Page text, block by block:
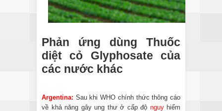
Phản ứng dùng Thuốc
diệt cỏ Glyphosate của
các nước khác
Argentina: Sau khi WHO chính thức thông cáo
về khả năng gây ung thư ở cấp độ nguyhiểm